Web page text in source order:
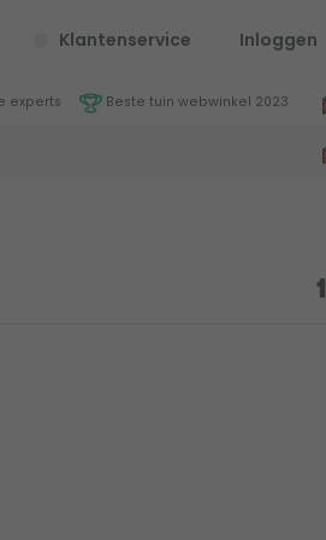
Klantenservice Inloggen
experts Beste tuin webwinkel 2023